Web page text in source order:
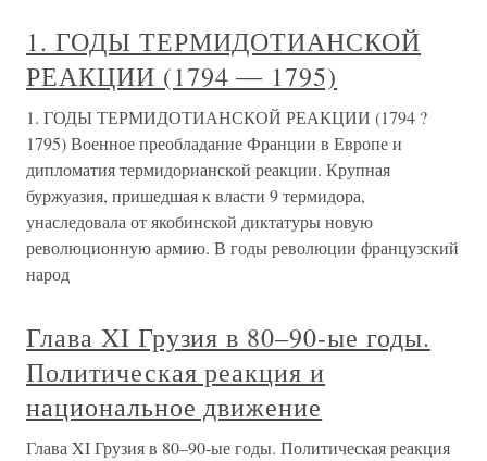
1. ГОДЫ ТЕРМИДОТИАНСКОЙ
РЕАКЦИИ (1794 ― 1795)
1. ГОДЫ ТЕРМИДОТИАНСКОЙ РЕАКЦИИ (1794 ?
1795) Военное преобладание Франции в Европе и
дипломатия термидорианской реакции. Крупная
буржуазия, пришедшая к власти 9 термидора,
унаследовала от якобинской диктатуры новую
революционную армию. В годы революции французский
народ
Глава XI Грузия в 80–90-ые годы.
Политическая реакция и
национальное движение
Глава XI Грузия в 80–90-ые годы. Политическая реакция